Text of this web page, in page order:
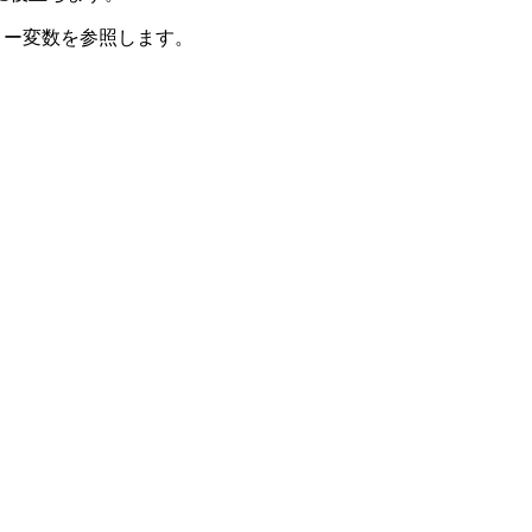
変数を参照します。